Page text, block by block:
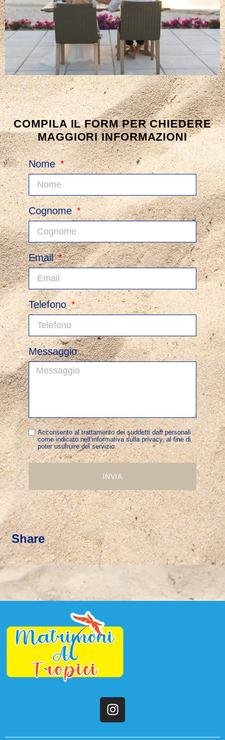
COMPILA IL FORM PER CHIEDERE
MAGGIORI INFORMAZIONI
Nome
Cognome
Email
Telefono
Messaggio
Acconsento al trattamento dei suddetti dati personali
come indicato nell’informativa sulla privacy, al fine di
poter usufruire del servizio.
INVIA
Share